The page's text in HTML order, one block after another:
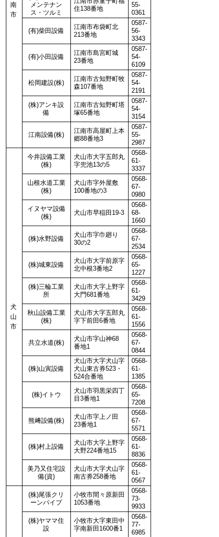
南
市
メンテナン
ス・ツルミ
住138番地
55-
0361
(有)柴田設備
江南市布袋町北
213番地
0587-
56-
3343
(有)小田設備
江南市島宮町城
23番地
0587-
54-
6109
松岡建設(株)
江南市古知野町牧
森107番地
0587-
54-
2191
(株)アンキ設
備
江南市古知野町塔
塚65番地
0587-
54-
3154
江南設備(株)
江南市高屋町上本
郷88番地3
0587-
55-
2987
犬
山
市
今井設備工業
(株)
犬山市大字五郎丸
字兜池13の5
0568-
61-
3337
山根水道工業
(株)
犬山市字外屋敷
100番地の3
0568-
67-
0980
イヌヤマ設備
(株)
犬山市早稲田19-3
0568-
68-
1660
(株)水野設備
犬山市字巾廻り
30の2
0568-
67-
2534
(株)城東設備
犬山市大字前原字
北中根3番地2
0568-
65-
1227
(株)三輪工業
所
犬山市大字上野字
大門681番地
0568-
61-
3429
秋山設備工業
(株)
犬山市大字五郎丸
字下前田6番地
0568-
61-
1556
共立水道(株)
犬山市字山神68
番地1
0568-
67-
0844
(株)山寅設備
犬山市大字犬山字
犬山東古券523・
524合番地
0568-
61-
1385
(株)イトウ
犬山市羽黒栄四丁
目3番地1
0568-
65-
7208
熊﨑設備(株)
犬山市字上ノ田
23番地1
0568-
67-
5571
(株)村上設備
犬山市大字上野字
大野224番地15
0568-
61-
8836
美乃又住宅設
備(資)
犬山市大字犬山字
南古券258番地
0568-
61-
0567
(株)尾張クリ
ーンパイプ
小牧市間々原新田
1053番地
0568-
73-
9933
(株)ヤママ住
設
小牧市大字東田中
字南新田1600番1
0568-
77-
6985